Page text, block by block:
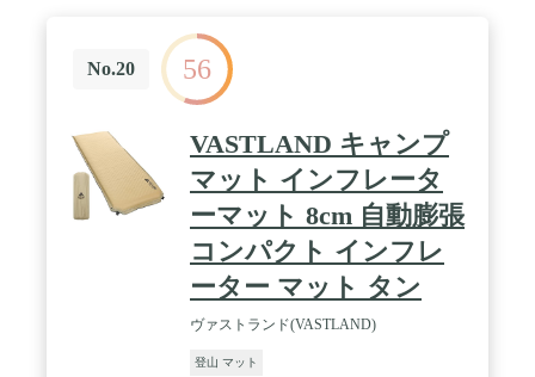
20mm）、折りたたみ時：約52×14.5×14cm【製品重
量】約390g【材質】IXPE、アルミニウム【カラー】
グレー、オレンジ
No.20 56
VASTLAND キャンプ
マット インフレータ
ーマット 8cm 自動膨張
コンパクト インフレ
ーター マット タン
ヴァストランド(VASTLAND)
登山 マット